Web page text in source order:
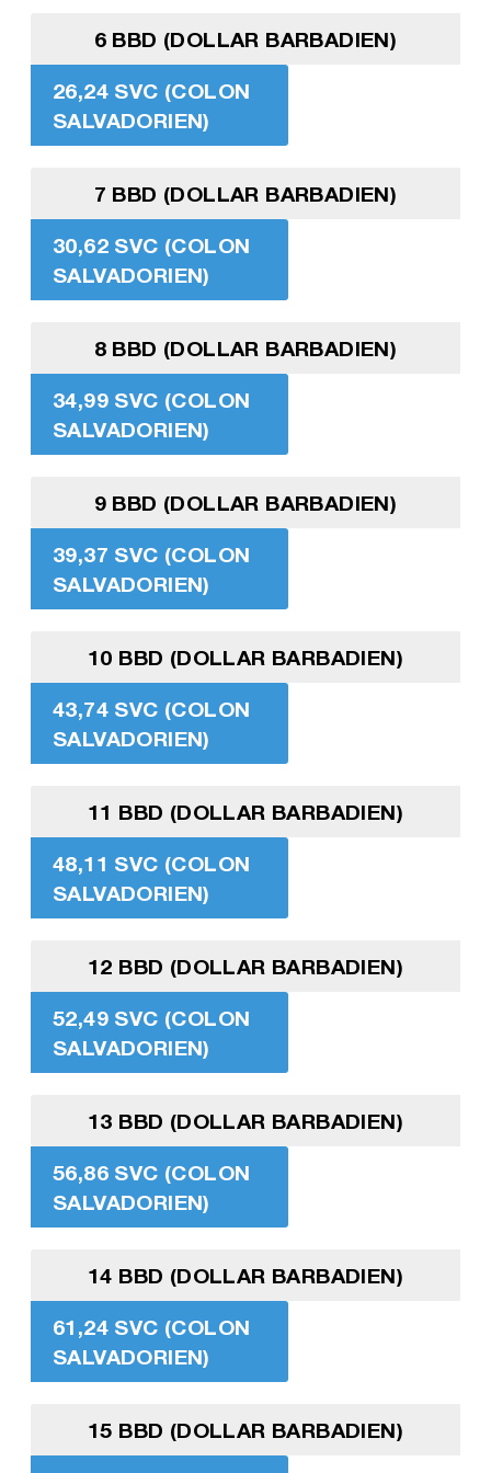
6 BBD (DOLLAR BARBADIEN)
26,24 SVC (COLON
SALVADORIEN)
7 BBD (DOLLAR BARBADIEN)
30,62 SVC (COLON
SALVADORIEN)
8 BBD (DOLLAR BARBADIEN)
34,99 SVC (COLON
SALVADORIEN)
9 BBD (DOLLAR BARBADIEN)
39,37 SVC (COLON
SALVADORIEN)
10 BBD (DOLLAR BARBADIEN)
43,74 SVC (COLON
SALVADORIEN)
11 BBD (DOLLAR BARBADIEN)
48,11 SVC (COLON
SALVADORIEN)
12 BBD (DOLLAR BARBADIEN)
52,49 SVC (COLON
SALVADORIEN)
13 BBD (DOLLAR BARBADIEN)
56,86 SVC (COLON
SALVADORIEN)
14 BBD (DOLLAR BARBADIEN)
61,24 SVC (COLON
SALVADORIEN)
15 BBD (DOLLAR BARBADIEN)